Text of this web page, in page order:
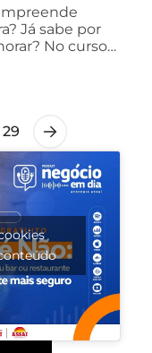
Já sabe por
No curso…
29